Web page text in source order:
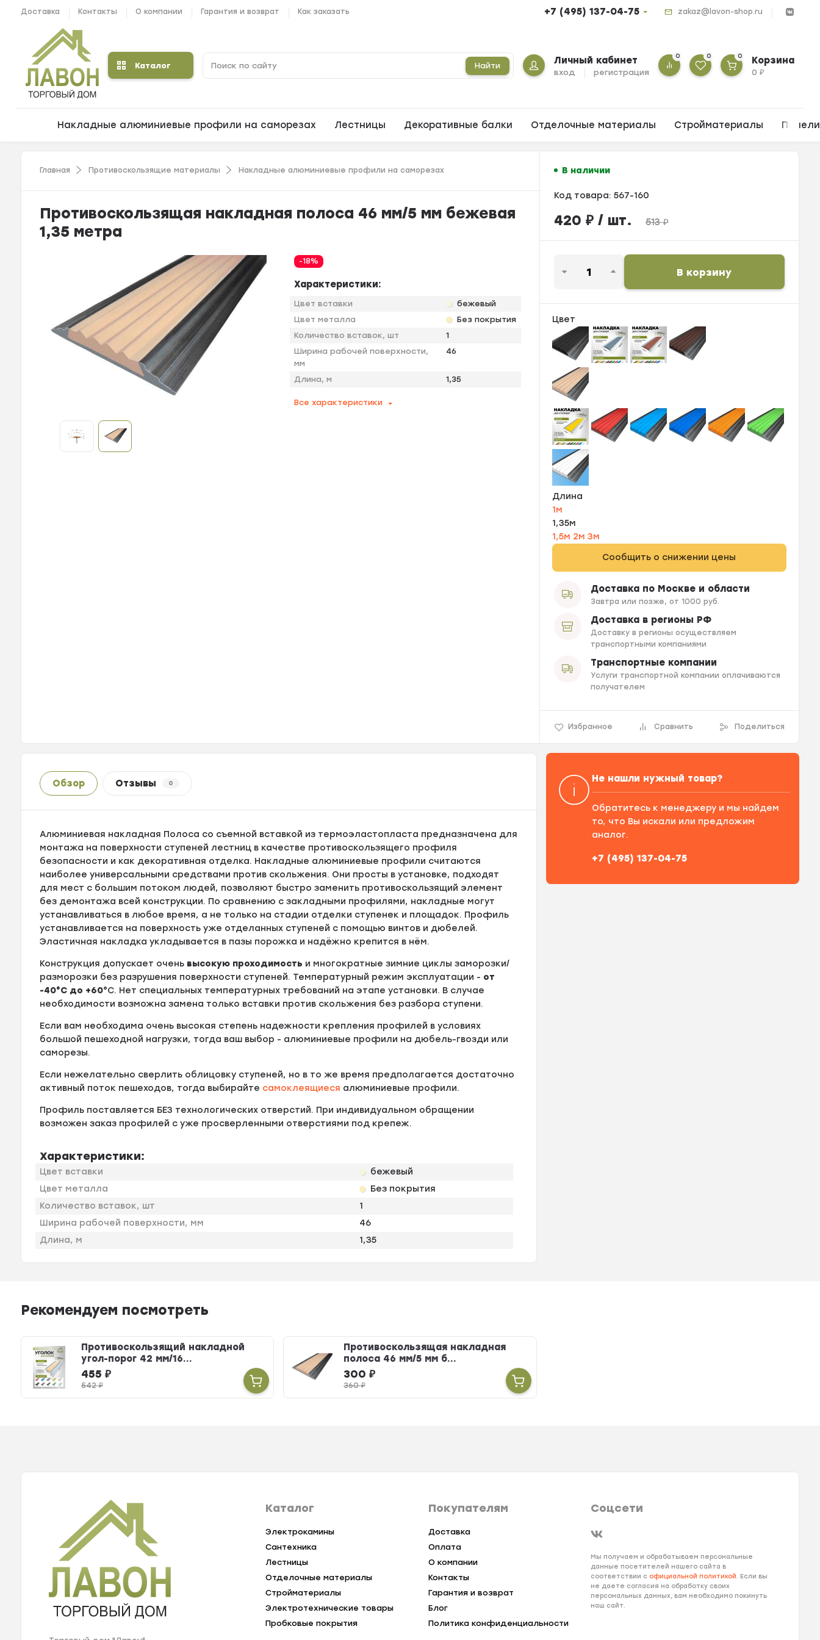
Доставка Контакты О компании Гарантия и возврат Как заказать +7 (495) 137-04-75 zakaz@lavon-shop.ru
Каталог Найти Личный кабинет
вход регистрация
0 0 0 Корзина
0₽
Накладные алюминиевые профили на саморезах Лестницы Декоративные балки Отделочные материалы Стройматериалы
Главная Противоскользящие материалы Накладные алюминиевые профили на саморезах
Противоскользящая накладная полоса 46 мм/5 мм бежевая
1,35 метра
-18%
Характеристики:
Цвет вставки
бежевый
Цвет металла
Без покрытия
Количество вставок, шт
1
Ширина рабочей поверхности,
мм
46
Длина, м 1,35
Все характеристики
В наличии
Код товара: 567-160
420 ₽/ шт. 513₽
В корзину
Цвет
Длина
1м
1,35м
1,5м 2м3м
Сообщить о снижении цены
Доставка по Москве и области
Завтра или позже, от 1000 руб.
Доставка в регионы РФ
Доставку в регионы осуществляем
транспортными компаниями
Транспортные компании
Услуги транспортной компании оплачиваются
получателем
Избранное Сравнить Поделиться
Обзор Отзывы 0
Алюминиевая накладная Полоса со съемной вставкой из термоэластопласта предназначена для
монтажа на поверхности ступеней лестниц в качестве противоскользящего профиля
безопасности и как декоративная отделка. Накладные алюминиевые профили считаются
наиболее универсальными средствами против скольжения. Они просты в установке, подходят
для мест с большим потоком людей, позволяют быстро заменить противоскользящий элемент
без демонтажа всей конструкции. По сравнению с закладными профилями, накладные могут
устанавливаться в любое время, а не только на стадии отделки ступенек и площадок. Профиль
устанавливается на поверхность уже отделанных ступеней с помощью винтов и дюбелей.
Эластичная накладка укладывается в пазы порожка и надёжно крепится в нём.
Конструкция допускает очень высокую проходимость и многократные зимние циклы заморозки/
разморозки без разрушения поверхности ступеней. Температурный режим эксплуатации - от
-40°С до +60°С. Нет специальных температурных требований на этапе установки. В случае
необходимости возможна замена только вставки против скольжения без разбора ступени.
Если вам необходима очень высокая степень надежности крепления профилей в условиях
большой пешеходной нагрузки, тогда ваш выбор - алюминиевые профили на дюбель-гвозди или
саморезы.
Если нежелательно сверлить облицовку ступеней, но в то же время предполагается достаточно
активный поток пешеходов, тогда выбирайте самоклеящиеся алюминиевые профили.
Профиль поставляется БЕЗ технологических отверстий. При индивидуальном обращении
возможен заказ профилей с уже просверленными отверстиями под крепеж.
Характеристики:
Цвет вставки
бежевый
Цвет металла
Без покрытия
Количество вставок, шт
1
Ширина рабочей поверхности, мм
46
Длина, м
1,35
Не нашли нужный товар?
Обратитесь к менеджеру и мы найдем
то, что Вы искали или предложим
аналог.
+7 (495) 137-04-75
Рекомендуем посмотреть
Противоскользящий накладной
угол-порог 42 мм/16...
455 ₽
542₽
Противоскользящая накладная
полоса 46 мм/5 мм б...
300 ₽
360₽
Каталог
Электрокамины
Сантехника
Лестницы
Отделочные материалы
Стройматериалы
Электротехнические товары
Пробковые покрытия
Покупателям
Доставка
Оплата
О компании
Контакты
Гарантия и возврат
Блог
Политика конфиденциальности
Соцсети
Мы получаем и обрабатываем персональные
данные посетителей нашего сайта в
соответствии с официальной политикой. Если вы
не даете согласия на обработку своих
персональных данных, вам необходимо покинуть
наш сайт.